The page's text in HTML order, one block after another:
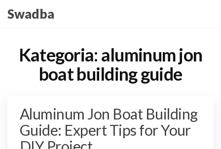
to
content
Swadba
Kategoria: aluminum jon
boat building guide
Aluminum Jon Boat Building
Guide: Expert Tips for Your